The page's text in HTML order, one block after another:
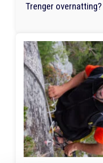
Trenger overnatting?